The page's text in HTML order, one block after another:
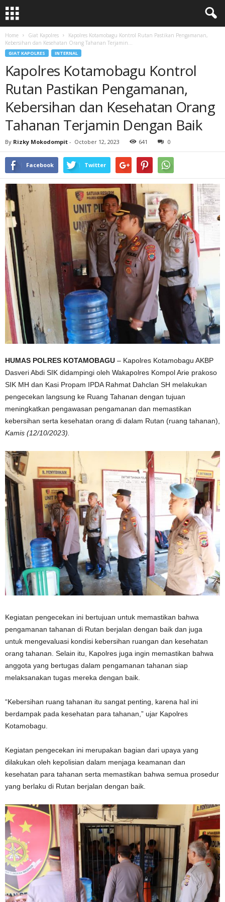
Home Giat Kapolres
Kapolres Kotamobagu Kontrol Rutan Pastikan Pengamanan,
Kebersihan dan Kesehatan Orang Tahanan Terjamin...
GIAT KAPOLRES INTERNAL
Kapolres Kotamobagu Kontrol
Rutan Pastikan Pengamanan,
Kebersihan dan Kesehatan Orang
Tahanan Terjamin Dengan Baik
By Rizky Mokodompit - October 12, 2023 641 0
Facebook Twitter
HUMAS POLRES KOTAMOBAGU – Kapolres Kotamobagu AKBP
Dasveri Abdi SIK didampingi oleh Wakapolres Kompol Arie prakoso
SIK MH dan Kasi Propam IPDA Rahmat Dahclan SH melakukan
pengecekan langsung ke Ruang Tahanan dengan tujuan
meningkatkan pengawasan pengamanan dan memastikan
kebersihan serta kesehatan orang di dalam Rutan (ruang tahanan),
Kamis (12/10/2023).
Kegiatan pengecekan ini bertujuan untuk memastikan bahwa
pengamanan tahanan di Rutan berjalan dengan baik dan juga
untuk mengevaluasi kondisi kebersihan ruangan dan kesehatan
orang tahanan. Selain itu, Kapolres juga ingin memastikan bahwa
anggota yang bertugas dalam pengamanan tahanan siap
melaksanakan tugas mereka dengan baik.
“Kebersihan ruang tahanan itu sangat penting, karena hal ini
berdampak pada kesehatan para tahanan,” ujar Kapolres
Kotamobagu.
Kegiatan pengecekan ini merupakan bagian dari upaya yang
dilakukan oleh kepolisian dalam menjaga keamanan dan
kesehatan para tahanan serta memastikan bahwa semua prosedur
yang berlaku di Rutan berjalan dengan baik.